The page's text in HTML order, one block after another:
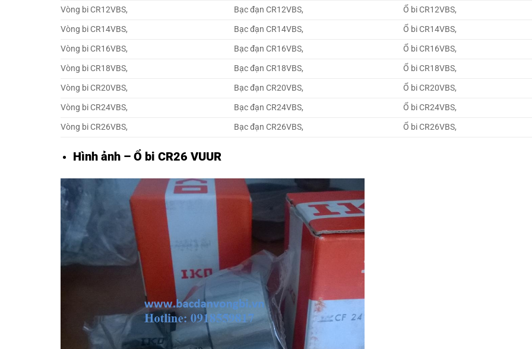
Vòng bi CR12VBS,
Bạc đạn CR12VBS,
Ổ bi CR12VBS,
Vòng bi CR14VBS,
Bạc đạn CR14VBS,
Ổ bi CR14VBS,
Vòng bi CR16VBS,
Bạc đạn CR16VBS,
Ổ bi CR16VBS,
Vòng bi CR18VBS,
Bạc đạn CR18VBS,
Ổ bi CR18VBS,
Vòng bi CR20VBS,
Bạc đạn CR20VBS,
Ổ bi CR20VBS,
Vòng bi CR24VBS,
Bạc đạn CR24VBS,
Ổ bi CR24VBS,
Vòng bi CR26VBS,
Bạc đạn CR26VBS, Ổ bi CR26VBS,
Hình ảnh – Ổ bi CR26 VUUR